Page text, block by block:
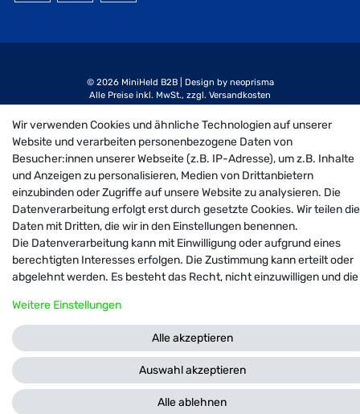
© 2026 MiniHeld B2B
| Design by neoprisma
Alle Preise inkl. MwSt., zzgl. Versandkosten
Wir verwenden Cookies und ähnliche Technologien auf unserer
Website und verarbeiten personenbezogene Daten von
Besucher:innen unserer Webseite (z.B. IP-Adresse), um z.B. Inhalte
und Anzeigen zu personalisieren, Medien von Drittanbietern
einzubinden oder Zugriffe auf unsere Website zu analysieren. Die
Datenverarbeitung erfolgt erst durch gesetzte Cookies. Wir teilen
Daten mit Dritten, die wir in den Einstellungen benennen.
Die Datenverarbeitung kann mit Einwilligung oder aufgrund eines
berechtigten Interesses erfolgen. Die Zustimmung kann erteilt oder
abgelehnt werden. Es besteht das Recht, nicht einzuwilligen und die
widerrufen. Weitere Informationen zur Verwendung
personenbezogener Daten und den Diensten erklären wir in unserer
Daten­schutz­erklärung
Weitere Einstellungen
Alle akzeptieren
Alle ablehnen
Auswahl akzeptieren